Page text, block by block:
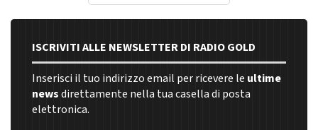
ISCRIVITI ALLE NEWSLETTER DI RADIO GOLD
Inserisci il tuo indirizzo email per ricevere le ultime
newsdirettamente nella tua casella di posta
elettronica.